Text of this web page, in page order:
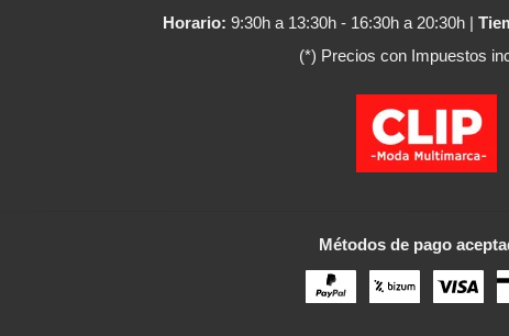
Horario: 9:30h a 13:30h - 16:30h a 20:30h |
(*) Precios con Impuestos
Métodos de pago